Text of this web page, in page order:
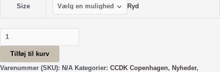
Size Ryd
Bea
Short
Sleeve
T-
Tilføj til kurv
Varenummer (SKU): N/A Kategorier: CCDK Copenhagen, Nyheder,